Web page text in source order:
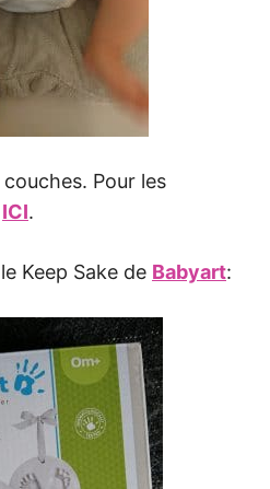
Pour les
ICI.
Keep Sake de Babyart: